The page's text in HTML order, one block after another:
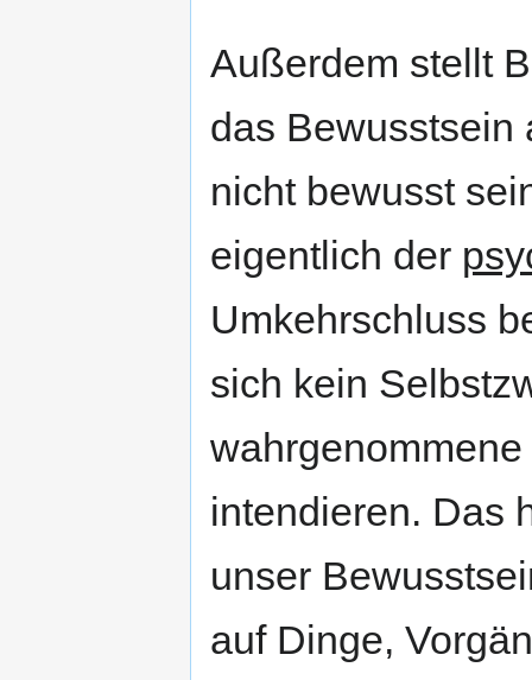
Außerdem stellt
das Bewusstsein
nicht bewusst
eigentlich der
Umkehrschluss
sich kein
intendieren. Das
unser
auf Dinge,